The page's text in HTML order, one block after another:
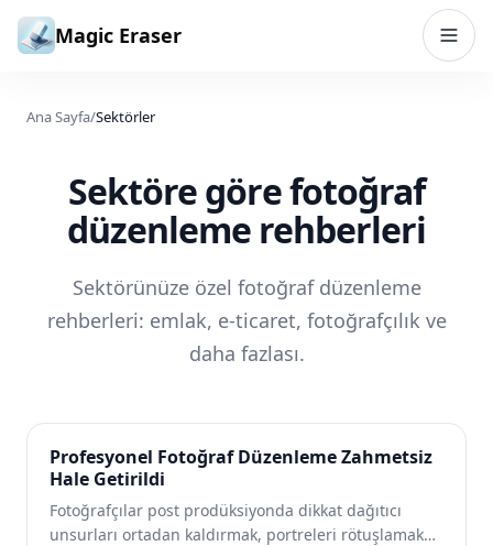
İçeriğe geç
Magic Eraser
Ana Sayfa/Sektörler
Sektöre göre fotoğraf
düzenleme rehberleri
Sektörünüze özel fotoğraf düzenleme
rehberleri: emlak, e-ticaret, fotoğrafçılık ve
daha fazlası.
Profesyonel Fotoğraf Düzenleme Zahmetsiz
Hale Getirildi
Fotoğrafçılar post prodüksiyonda dikkat dağıtıcı
unsurları ortadan kaldırmak, portreleri rötuşlamak